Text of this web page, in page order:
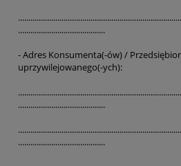
..........................................
- Adres Konsumenta(-ów) /
uprzywilejowanego(-ych):
..........................................
..........................................